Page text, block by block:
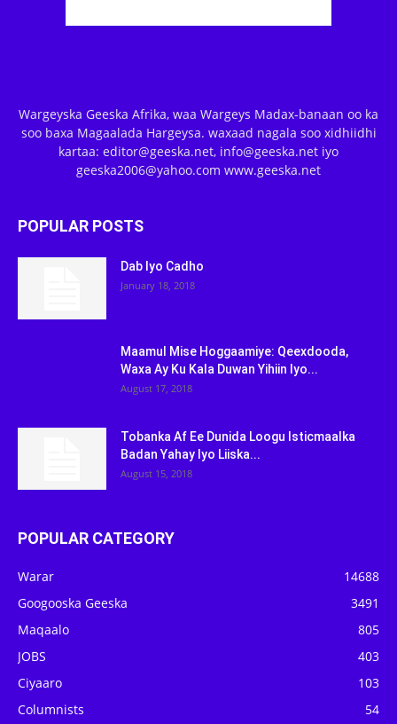
Wargeyska Geeska Afrika, waa Wargeys Madax-banaan oo ka
soo baxa Magaalada Hargeysa. waxaad nagala soo xidhiidhi
kartaa: editor@geeska.net, info@geeska.net iyo
geeska2006@yahoo.com www.geeska.net
POPULAR POSTS
Dab Iyo Cadho
January 18, 2018
Maamul Mise Hoggaamiye: Qeexdooda,
Waxa Ay Ku Kala Duwan Yihiin Iyo...
August 17, 2018
Tobanka Af Ee Dunida Loogu Isticmaalka
Badan Yahay Iyo Liiska...
August 15, 2018
POPULAR CATEGORY
Warar
14688
Googooska Geeska
3491
Maqaalo
805
JOBS
403
Ciyaaro
103
Columnists
54